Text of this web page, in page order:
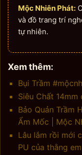
Mộc Nhiên Phát:
và đồ trang trí
tự nhiên.
Xem thêm:
Bụi Trầm
Siêu Chất
Bảo Quản Trầm
Ẩm Mốc | Mộc
Lâu lắm rồi mới
PU của thằng